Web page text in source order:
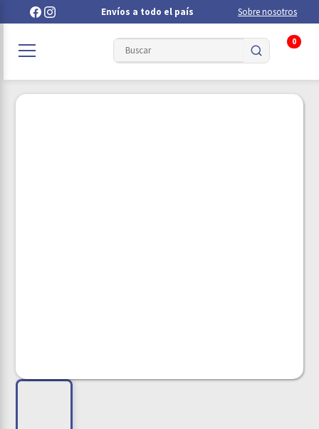
Envíos a todo el país Sobre nosotros
0